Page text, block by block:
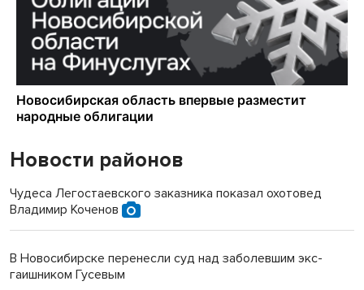
Новости районов
Чудеса Легостаевского заказника показал охотовед
Владимир Коченов
В Новосибирске перенесли суд над заболевшим экс-
гаишником Гусевым